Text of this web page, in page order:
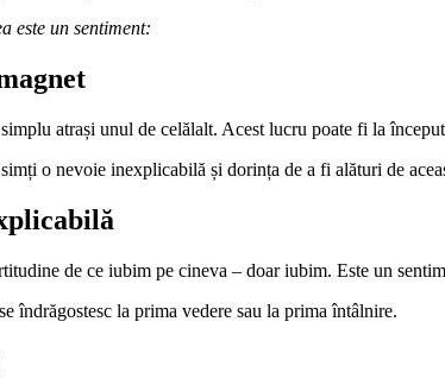
este un sentiment:
atrași unul de celălalt. Acest lucru poate fi la
o nevoie inexplicabilă și dorința de a fi alături de
de ce iubim pe cineva – doar iubim. Este un
îndrăgostesc la prima vedere sau la prima întâlnire.